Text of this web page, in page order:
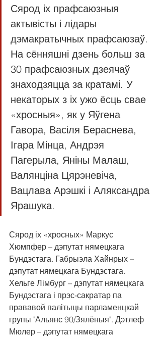
Сярод іх прафсаюзныя
актывісты і лідары
дэмакратычных прафсаюзаў.
На сённяшні дзень больш за
30 прафсаюзных дзеячаў
знаходзяцца за кратамі. У
некаторых з іх ужо ёсць свае
«хросныя», як у Яўгена
Гавора, Васіля Бераснева,
Ігара Мінца, Андрэя
Пагерыла, Яніны Малаш,
Валянціна Цярэневіча,
Вацлава Арэшкі і Аляксандра
Ярашука.
Сярод іх «хросных» Маркус
Хюмпфер – дэпутат нямецкага
Бундэстага. Габрыэла Хайнрых –
дэпутат нямецкага Бундэстага.
Хельге Лімбург – дэпутат нямецкага
Бундэстага і прэс-сакратар па
прававой палітыцы парламенцкай
групы "Альянс 90/Зялёныя". Дэтлеф
Мюлер – дэпутат нямецкага